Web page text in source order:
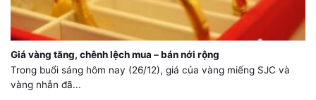
Giá vàng tăng, chênh lệch mua – bán nới rộng
Trong buổi sáng hôm nay (26/12), giá của vàng miếng SJC và
vàng nhẫn đã...